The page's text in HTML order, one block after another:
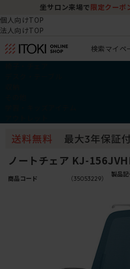
坐サロン来場で 限定クーポ
個人向けTOP
法人向けTOP
検索マイペ
ノートチェア KJ-
商品コード （35053229）
製品記